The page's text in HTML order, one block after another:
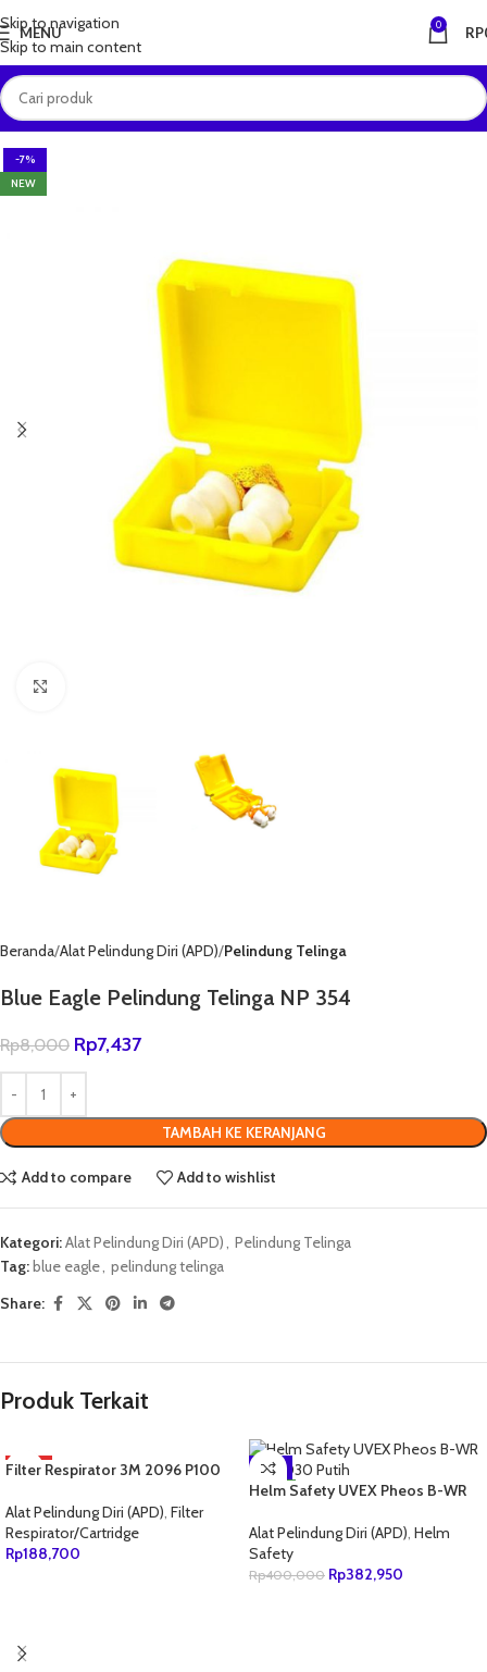
Skip to navigation
Skip to main content
MENU 0 RP
-7%
NEW
Beranda Alat Pelindung Diri (APD) Pelindung Telinga
Blue Eagle Pelindung Telinga NP 354
Rp8,000 Rp7,437
TAMBAH KE KERANJANG
Add to compare Add to wishlist
Kategori:Alat Pelindung Diri (APD), Pelindung Telinga
Tag:blue eagle, pelindung telinga
Share:
Produk Terkait
HOT
Filter Respirator 3M 2096 P100
Alat Pelindung Diri (APD), Filter
Respirator/Cartridge
Rp188,700
-4%
NEW
Helm Safety UVEX Pheos B-WR
Alat Pelindung Diri (APD), Helm
Safety
Rp400,000 Rp382,950